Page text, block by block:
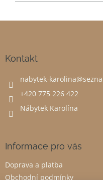
Kontakt
nabytek-karolina@
+420 775 226 422
Nábytek Karolína
Informace pro vás
Doprava a platba
Obchodní podmínky